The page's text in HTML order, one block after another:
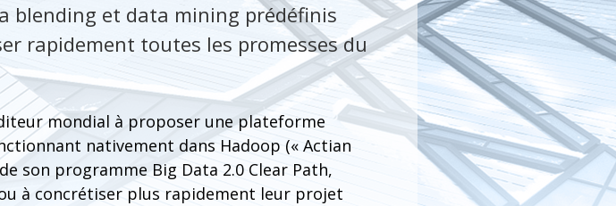
blending et data mining prédéfinis
rapidement toutes les promesses du
mondial à proposer une plateforme
nativement dans Hadoop (« Actian
son programme Big Data 2.0 Clear Path,
à concrétiser plus rapidement leur projet